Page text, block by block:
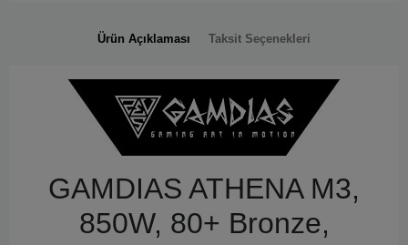
Ürün Açıklaması Taksit Seçenekleri
GAMDIAS ATHENA M3,
850W, 80+ Bronze,